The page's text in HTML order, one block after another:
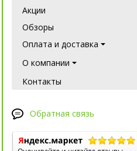
Акции
Обзоры
Оплата и доставка
О компании
Контакты
Обратная связь